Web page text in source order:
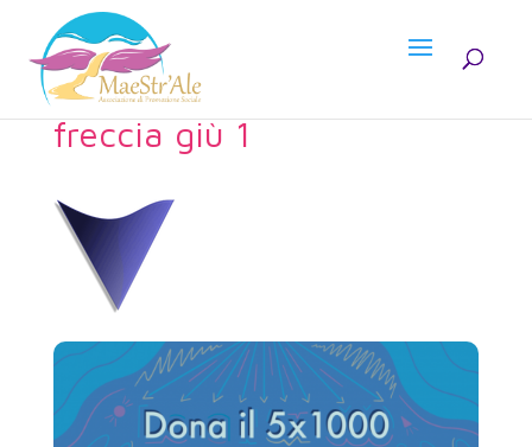
freccia giù 1